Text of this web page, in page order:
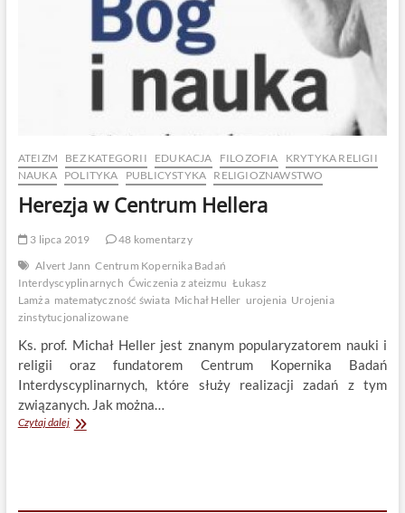
ATEIZM BEZ KATEGORII EDUKACJA FILOZOFIA
KRYTYKA RELIGII
NAUKA
POLITYKA PUBLICYSTYKA RELIGIOZNAWSTWO
Herezja w Centrum Hellera
3 lipca 2019
48 komentarzy
Alvert Jann Centrum Kopernika Badań
Interdyscyplinarnych Ćwiczenia z ateizmu Łukasz
Lamża matematyczność świata Michał Heller urojenia Urojenia
zinstytucjonalizowane
Ks. prof. Michał Heller jest znanym popularyzatorem nauki i
religii oraz fundatorem Centrum Kopernika Badań
Interdyscyplinarnych, które służy realizacji zadań z tym
związanych. Jak można…
Czytaj dalejHerezja